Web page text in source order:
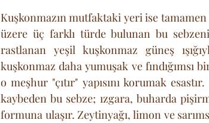
Kuşkonmazın mutfaktaki yeri ise
üzere üç farklı türde bulunan bu
rastlanan yeşil kuşkonmaz güneş
kuşkonmaz daha yumuşak ve fındığımsı
o meşhur "çıtır" yapısını korumak
kaybeden bu sebze; ızgara, buharda
formuna ulaşır. Zeytinyağı, limon ve